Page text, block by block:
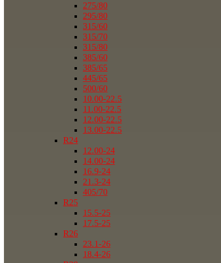
275/80
295/80
315/60
315/70
315/80
385/60
385/65
445/65
500/60
10.00-22.5
11.00-22.5
12.00-22.5
13.00-22.5
R24
12.00-24
14.00-24
16.9-24
21.3-24
405/70
R25
15.5-25
17.5-25
R26
23.1-26
18.4-26